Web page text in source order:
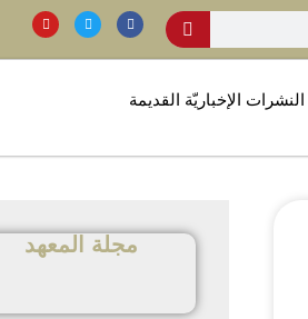
النشرات الإخباريّة القديمة
مجلة المعهد